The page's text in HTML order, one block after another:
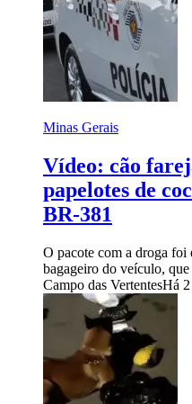
Minas Gerais
Vídeo: cão
papelotes de
BR-381
O pacote com a droga foi
bagageiro do veículo,
Campo das VertentesHá 2